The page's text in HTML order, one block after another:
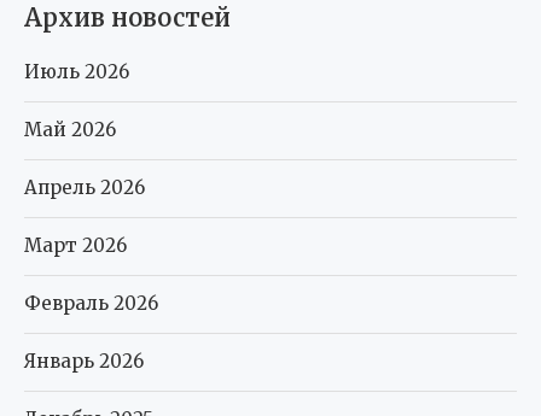
Архив новостей
Июль 2026
Май 2026
Апрель 2026
Март 2026
Февраль 2026
Январь 2026